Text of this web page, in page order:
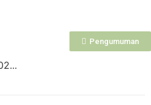
Pengumuman